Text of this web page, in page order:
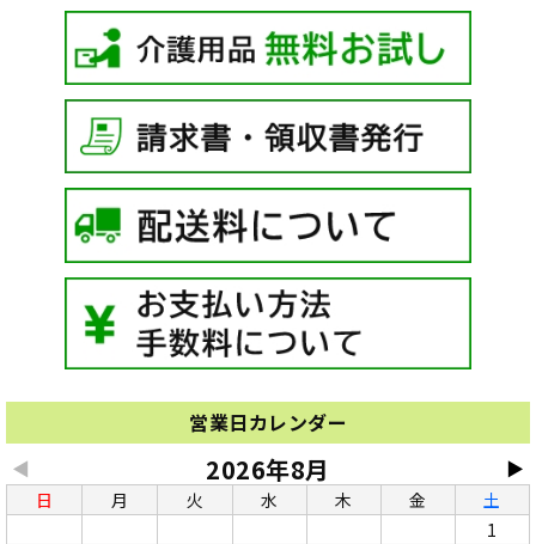
営業日カレンダー
◀ ▶
2026年8月
日 月 火 水 木 金
土
1